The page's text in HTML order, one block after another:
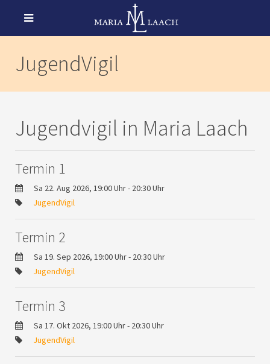
JugendVigil
Jugendvigil in Maria Laach
Termin 1
Sa 22. Aug 2026, 19:00 Uhr - 20:30 Uhr
JugendVigil
Termin 2
Sa 19. Sep 2026, 19:00 Uhr - 20:30 Uhr
JugendVigil
Termin 3
Sa 17. Okt 2026, 19:00 Uhr - 20:30 Uhr
JugendVigil